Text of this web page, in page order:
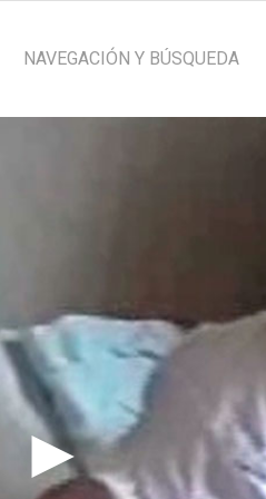
NAVEGACIÓN Y BÚSQUEDA
►